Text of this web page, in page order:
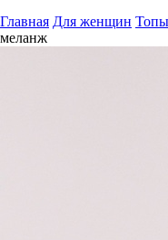
Главная Для женщин
меланж